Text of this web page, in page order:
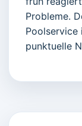
Probleme.
Poolservice
punktuelle